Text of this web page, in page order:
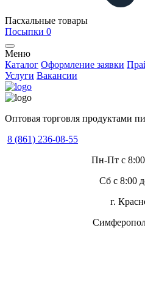
Пасхальные товары
Посыпки 0
Меню
Каталог Оформление заявки
Услуги Вакансии
Оптовая торговля продуктами
8 (861) 236-08-55
Пн-Пт с
Сб с 8:00
г.